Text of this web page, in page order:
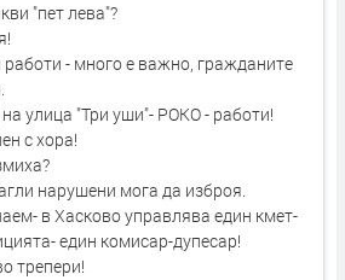
"пет лева"?
- много е важно, гражданите
улица "Три уши"- РОКО - работи!
с хора!
нарушени мога да изброя.
в Хасково управлява един кмет-
един комисар-дупесар!
трепери!